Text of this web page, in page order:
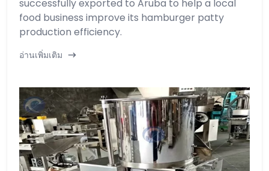
successfully exported to Aruba to help a local
food business improve its hamburger patty
production efficiency.
อ่านเพิ่มเติม